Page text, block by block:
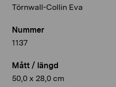
Törnwall-Collin Eva
Nummer
1137
Mått / längd
50,0 x 28,0 cm